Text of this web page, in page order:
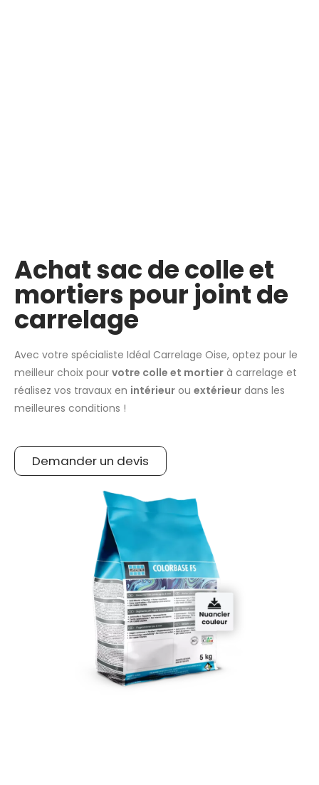
Achat sac de colle et
mortiers pour joint de
carrelage
Avec votre spécialiste Idéal Carrelage Oise, optez pour le
meilleur choix pour votre colle et mortier à carrelage et
réalisez vos travaux en intérieur ou extérieur dans les
meilleures conditions !
Demander un devis